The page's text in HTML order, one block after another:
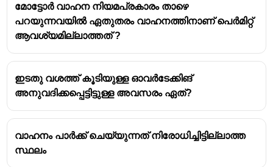
മോട്ടോർ വാഹന നിയമപ്രകാരം താഴെ
പറയുന്നവയിൽ ഏതുതരം വാഹനത്തിനാണ് പെർമിറ്റ്
ആവശ്യമില്ലാത്തത് ?
ഇടതു വശത്ത് കൂടിയുള്ള ഓവർടേക്കിങ്
അനുവദിക്കപ്പെട്ടിട്ടുള്ള അവസരം ഏത്?
വാഹനം പാർക്ക് ചെയ്യുന്നത് നിരോധിച്ചിട്ടില്ലാത്ത
സ്ഥലം